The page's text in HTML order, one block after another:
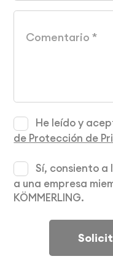
He leído y
de Protección de
Sí, consiento a
a una empresa
KÖMMERLING.